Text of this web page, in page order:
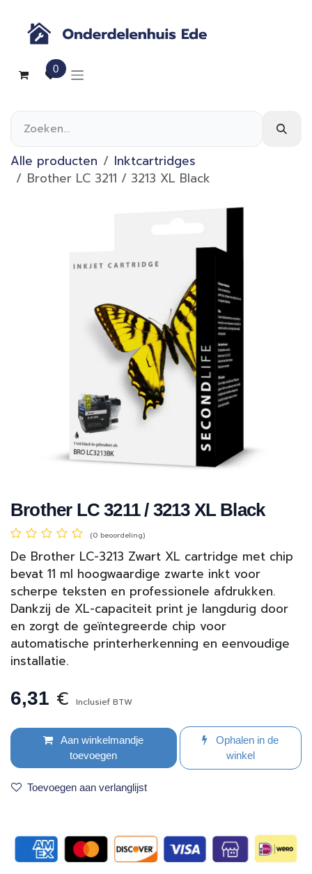
0
Alle producten
Inktcartridges
Brother LC 3211 / 3213 XL Black
Brother LC 3211 / 3213 XL Black
(0 beoordeling)
De Brother LC-3213 Zwart XL cartridge met chip
bevat 11 ml hoogwaardige zwarte inkt voor
scherpe teksten en professionele afdrukken.
Dankzij de XL-capaciteit print je langdurig door
en zorgt de geïntegreerde chip voor
automatische printerherkenning en eenvoudige
installatie.
6,31 € Inclusief BTW
Aan winkelmandje
toevoegen
Ophalen in de
winkel
Toevoegen aan verlanglijst